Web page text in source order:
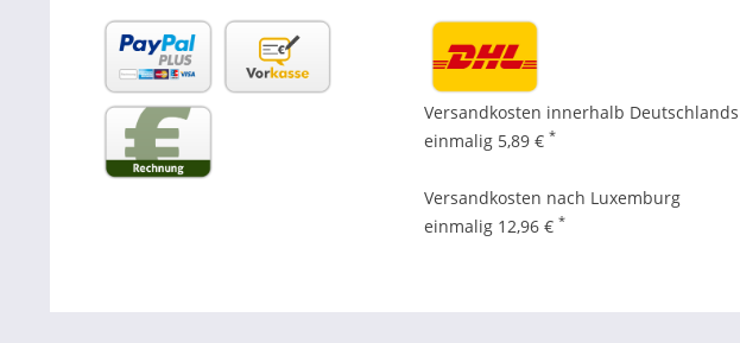
Versandkosten innerhalb Deutschlands
einmalig 5,89 € *
Versandkosten nach Luxemburg
einmalig 12,96 € *